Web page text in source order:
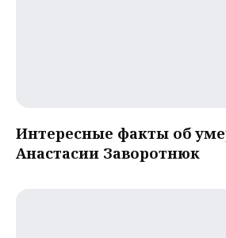
Интересные факты об
Анастасии Заворотнюк